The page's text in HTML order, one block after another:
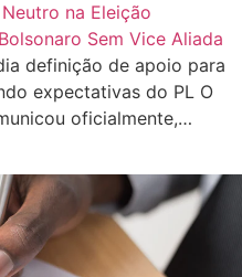
na Eleição
Sem Vice Aliada
definição de apoio para
expectativas do PL O
oficialmente,…